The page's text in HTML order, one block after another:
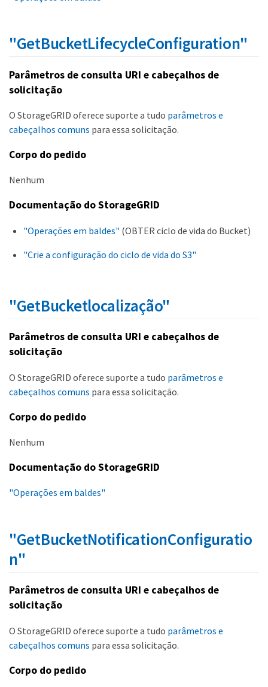
"GetBucketLifecycleConfiguration"
Parâmetros de consulta URI e cabeçalhos de
solicitação
O StorageGRID oferece suporte a tudo parâmetros e
cabeçalhos comuns para essa solicitação.
Corpo do pedido
Nenhum
Documentação do StorageGRID
"Operações em baldes" (OBTER ciclo de vida do Bucket)
"Crie a configuração do ciclo de vida do S3"
"GetBucketlocalização"
Parâmetros de consulta URI e cabeçalhos de
solicitação
O StorageGRID oferece suporte a tudo parâmetros e
cabeçalhos comuns para essa solicitação.
Corpo do pedido
Nenhum
Documentação do StorageGRID
"Operações em baldes"
"GetBucketNotificationConfiguratio
n"
Parâmetros de consulta URI e cabeçalhos de
solicitação
O StorageGRID oferece suporte a tudo parâmetros e
cabeçalhos comuns para essa solicitação.
Corpo do pedido